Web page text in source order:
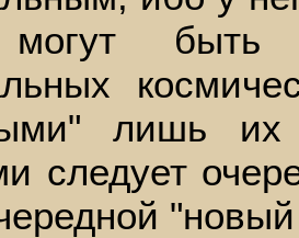
могут быть
лишь
следует